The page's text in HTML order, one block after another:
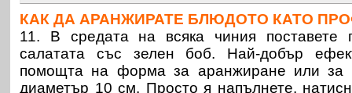
КАК ДА АРАНЖИРАТЕ БЛЮДОТО КАТО
11. В средата на всяка чиния поставете
салатата със зелен боб. Най-добър
помощта на форма за аранжиране или за
диаметър 10 см. Просто я напълнете,